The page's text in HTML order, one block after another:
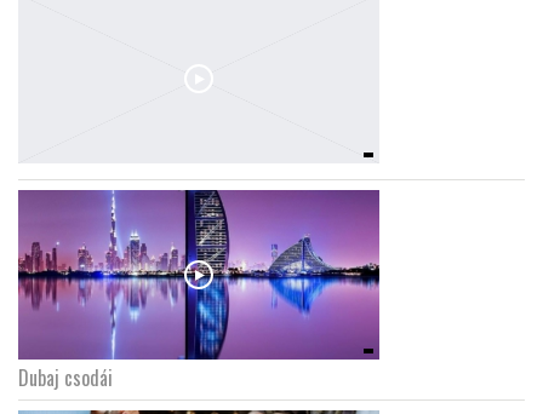
Dubaj csodái